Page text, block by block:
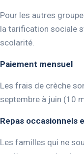
Pour les autres
la tarification sociale
scolarité.
Paiement mensuel
Les frais de crèche
septembre à juin (10
Repas occasionnels
Les familles qui ne